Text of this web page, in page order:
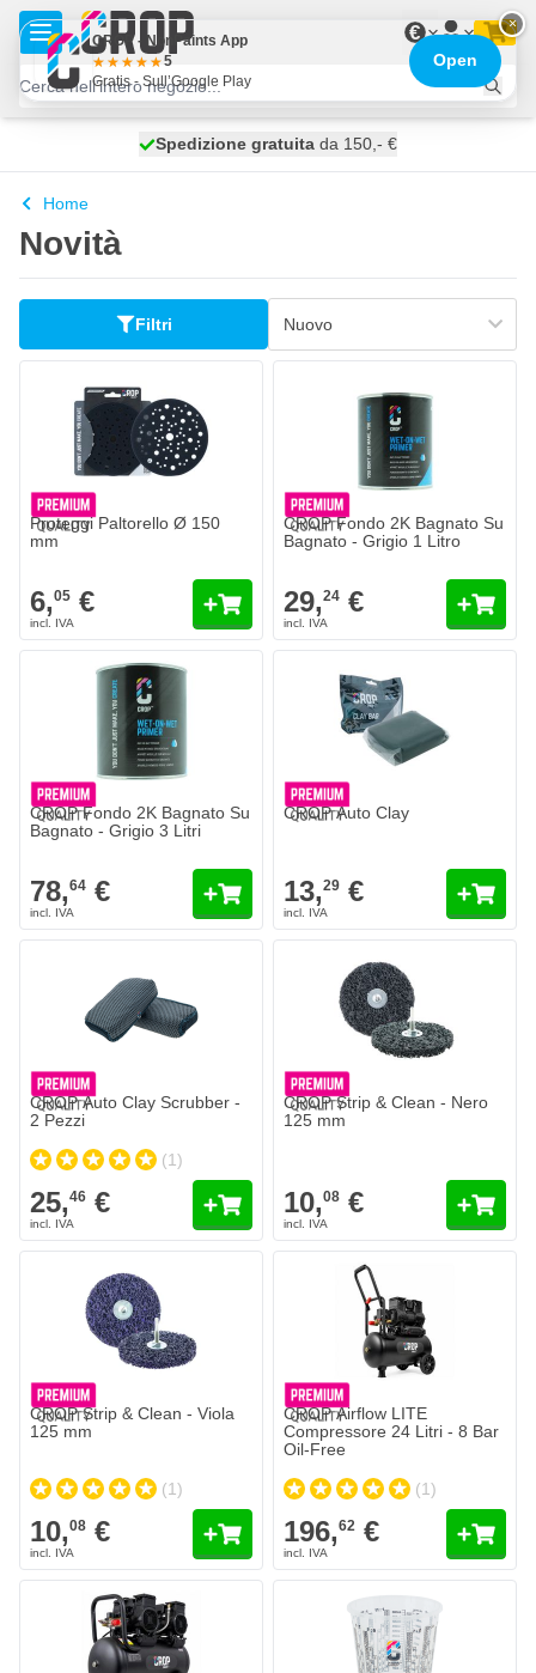
Salta al contenuto
€
spedito oggi
Spedizione gratuita da 150,- €
100 giorni
Home
Novità
Filtri
Proteggi Paltorello Ø 150
mm
6,05 €
CROP Fondo 2K Bagnato Su
Bagnato - Grigio 1 Litro
29,24 €
CROP Fondo 2K Bagnato Su
Bagnato - Grigio 3 Litri
78,64 €
CROP Auto Clay
13,29 €
CROP Auto Clay Scrubber -
2 Pezzi
(1)
25,46 €
CROP Strip & Clean - Nero
125 mm
10,08 €
CROP Strip & Clean - Viola
125 mm
(1)
10,08 €
CROP Airflow LITE
Compressore 24 Litri - 8 Bar
Oil-Free
(1)
196,62 €
×
CROP - NonPaints App
5
Gratis - Sull’Google Play
Open